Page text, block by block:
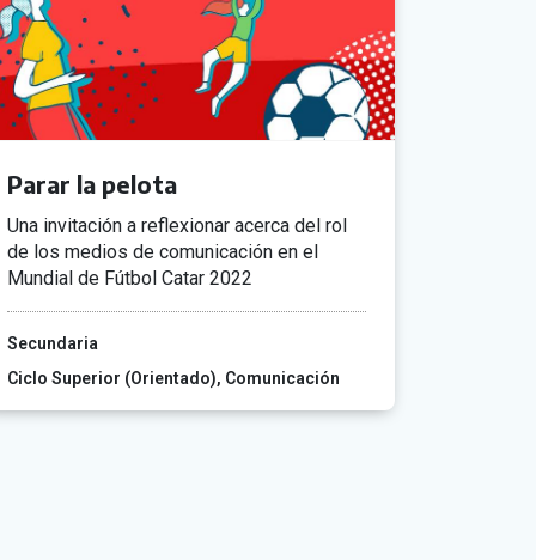
Parar la pelota
Una invitación a reflexionar acerca del rol
de los medios de comunicación en el
Mundial de Fútbol Catar 2022
Secundaria
Ciclo Superior (Orientado) Comunicación